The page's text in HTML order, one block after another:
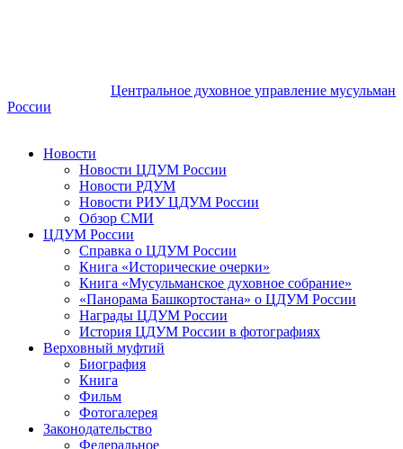
Центральное духовное управление мусульман
России
Новости
Новости ЦДУМ России
Новости РДУМ
Новости РИУ ЦДУМ России
Обзор СМИ
ЦДУМ России
Справка о ЦДУМ России
Книга «Исторические очерки»
Книга «Мусульманское духовное собрание»
«Панорама Башкортостана» о ЦДУМ России
Награды ЦДУМ России
История ЦДУМ России в фотографиях
Верховный муфтий
Биография
Книга
Фильм
Фотогалерея
Законодательство
Федеральное